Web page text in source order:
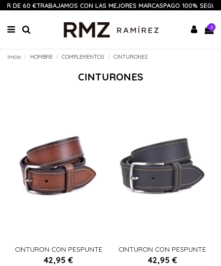
DE 60 €TRABAJAMOS CON LAS MEJORES MARCASPAGO 100%
0
Inicio HOMBRE COMPLEMENTOS CINTURONES
CINTURONES
CINTURON CON PESPUNTE
CAMEL
42,95 €
Añadir al carrito
CINTURON CON PESPUNTE
NEGRO
42,95 €
Añadir al carrito